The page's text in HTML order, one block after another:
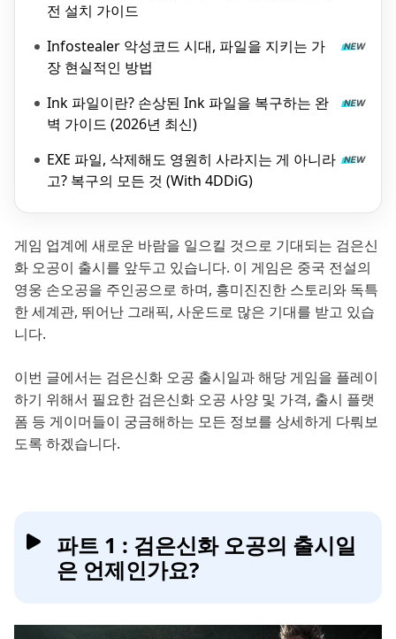
전 설치 가이드
Infostealer 악성코드 시대, 파일을 지키는 가
장 현실적인 방법
Ink 파일이란? 손상된 Ink 파일을 복구하는 완
벽 가이드 (2026년 최신)
EXE 파일, 삭제해도 영원히 사라지는 게 아니라
고? 복구의 모든 것 (With 4DDiG)
게임 업계에 새로운 바람을 일으킬 것으로 기대되는 검은신
화 오공이 출시를 앞두고 있습니다. 이 게임은 중국 전설의
영웅 손오공을 주인공으로 하며, 흥미진진한 스토리와 독특
한 세계관, 뛰어난 그래픽, 사운드로 많은 기대를 받고 있습
니다.
이번 글에서는 검은신화 오공 출시일과 해당 게임을 플레이
하기 위해서 필요한 검은신화 오공 사양 및 가격, 출시 플랫
폼 등 게이머들이 궁금해하는 모든 정보를 상세하게 다뤄보
도록 하겠습니다.
파트 1 : 검은신화 오공의 출시일
은 언제인가요?